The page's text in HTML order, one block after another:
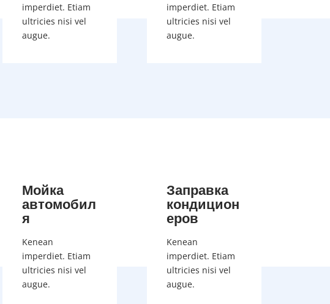
imperdiet. Etiam
ultricies nisi vel
augue.
imperdiet. Etiam
ultricies nisi vel
augue.
Мойка
автомобил
я
Kenean
imperdiet. Etiam
ultricies nisi vel
augue.
Заправка
кондицион
еров
Kenean
imperdiet. Etiam
ultricies nisi vel
augue.